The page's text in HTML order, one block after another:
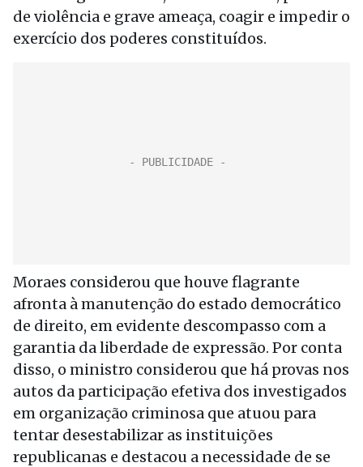
de violência e grave ameaça, coagir e impedir o
exercício dos poderes constituídos.
Moraes considerou que houve flagrante
afronta à manutenção do estado democrático
de direito, em evidente descompasso com a
garantia da liberdade de expressão. Por conta
disso, o ministro considerou que há provas nos
autos da participação efetiva dos investigados
em organização criminosa que atuou para
tentar desestabilizar as instituições
republicanas e destacou a necessidade de se